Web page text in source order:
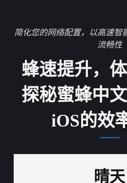
简化您的网络配置，以高速智
流畅性
蜂速提升，体
探秘蜜蜂中
iOS的效
晴天